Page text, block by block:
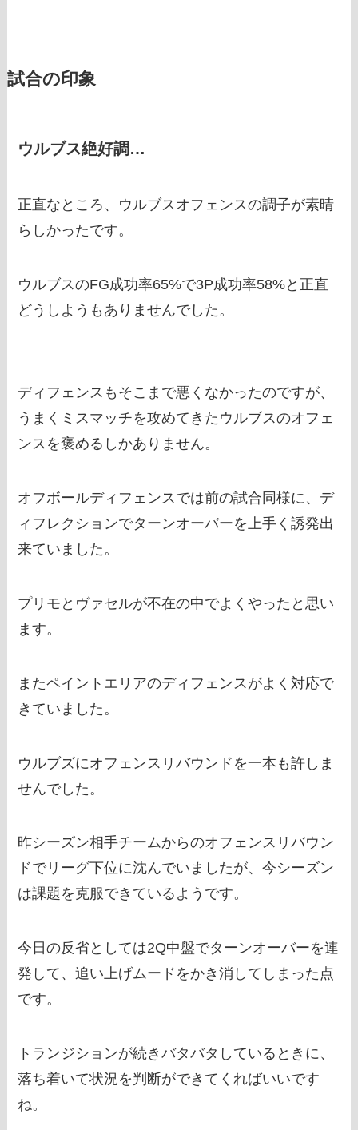
試合の印象
ウルブス絶好調…
正直なところ、ウルブスオフェンスの調子が素晴
らしかったです。
ウルブスのFG成功率65%で3P成功率58%と正直
どうしようもありませんでした。
ディフェンスもそこまで悪くなかったのですが、
うまくミスマッチを攻めてきたウルブスのオフェ
ンスを褒めるしかありません。
オフボールディフェンスでは前の試合同様に、デ
ィフレクションでターンオーバーを上手く誘発出
来ていました。
プリモとヴァセルが不在の中でよくやったと思い
ます。
またペイントエリアのディフェンスがよく対応で
きていました。
ウルブズにオフェンスリバウンドを一本も許しま
せんでした。
昨シーズン相手チームからのオフェンスリバウン
ドでリーグ下位に沈んでいましたが、今シーズン
は課題を克服できているようです。
今日の反省としては2Q中盤でターンオーバーを連
発して、追い上げムードをかき消してしまった点
です。
トランジションが続きバタバタしているときに、
落ち着いて状況を判断ができてくればいいです
ね。